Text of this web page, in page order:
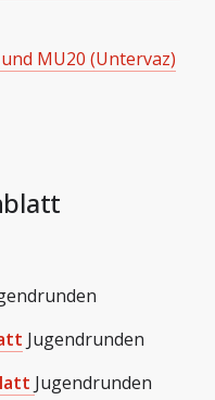
MU20 (Untervaz)
Jugendrunden
Jugendrunden